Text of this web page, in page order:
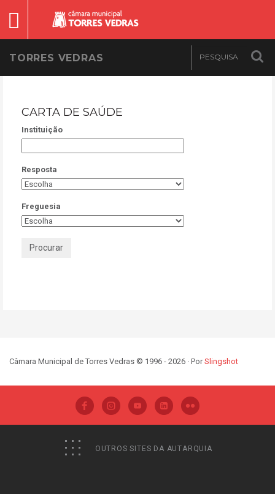
TORRES VEDRAS
CARTA DE SAÚDE
Instituição
Resposta
Freguesia
Procurar
Câmara Municipal de Torres Vedras © 1996 - 2026 · PorSlingshot
OUTROS SITES DA AUTARQUIA